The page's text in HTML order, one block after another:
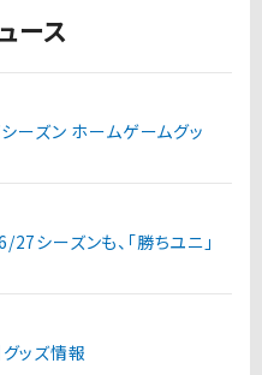
ース
ーズン ホームゲームグッ
シーズンも、「勝ちユニ」
ッズ情報